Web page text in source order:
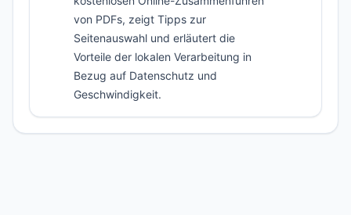
von PDFs, zeigt Tipps zur
Seitenauswahl und erläutert die
Vorteile der lokalen Verarbeitung in
Bezug auf Datenschutz und
Geschwindigkeit.